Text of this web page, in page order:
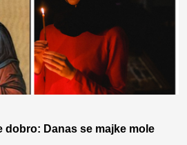
dobro: Danas se majke mole